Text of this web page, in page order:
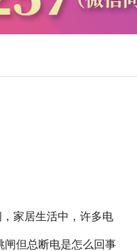
家居生活中，许多电
闸但总断电是怎么回事